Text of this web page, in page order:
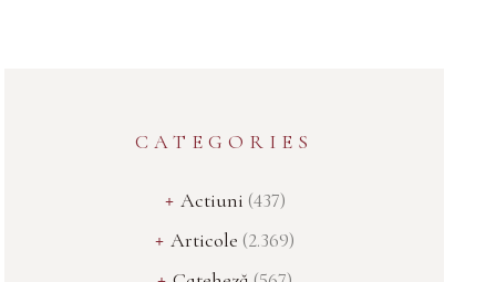
CATEGORIES
Actiuni (437)
Articole (2.369)